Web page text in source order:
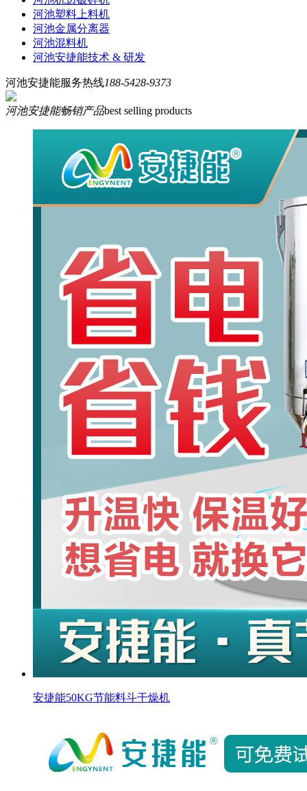
河池塑料上料机
河池金属分离器
河池混料机
河池安捷能技术 & 研发
河池安捷能服务热线188-5428-9373
河池安捷能畅销产品best selling products
安捷能50KG节能料斗干燥机